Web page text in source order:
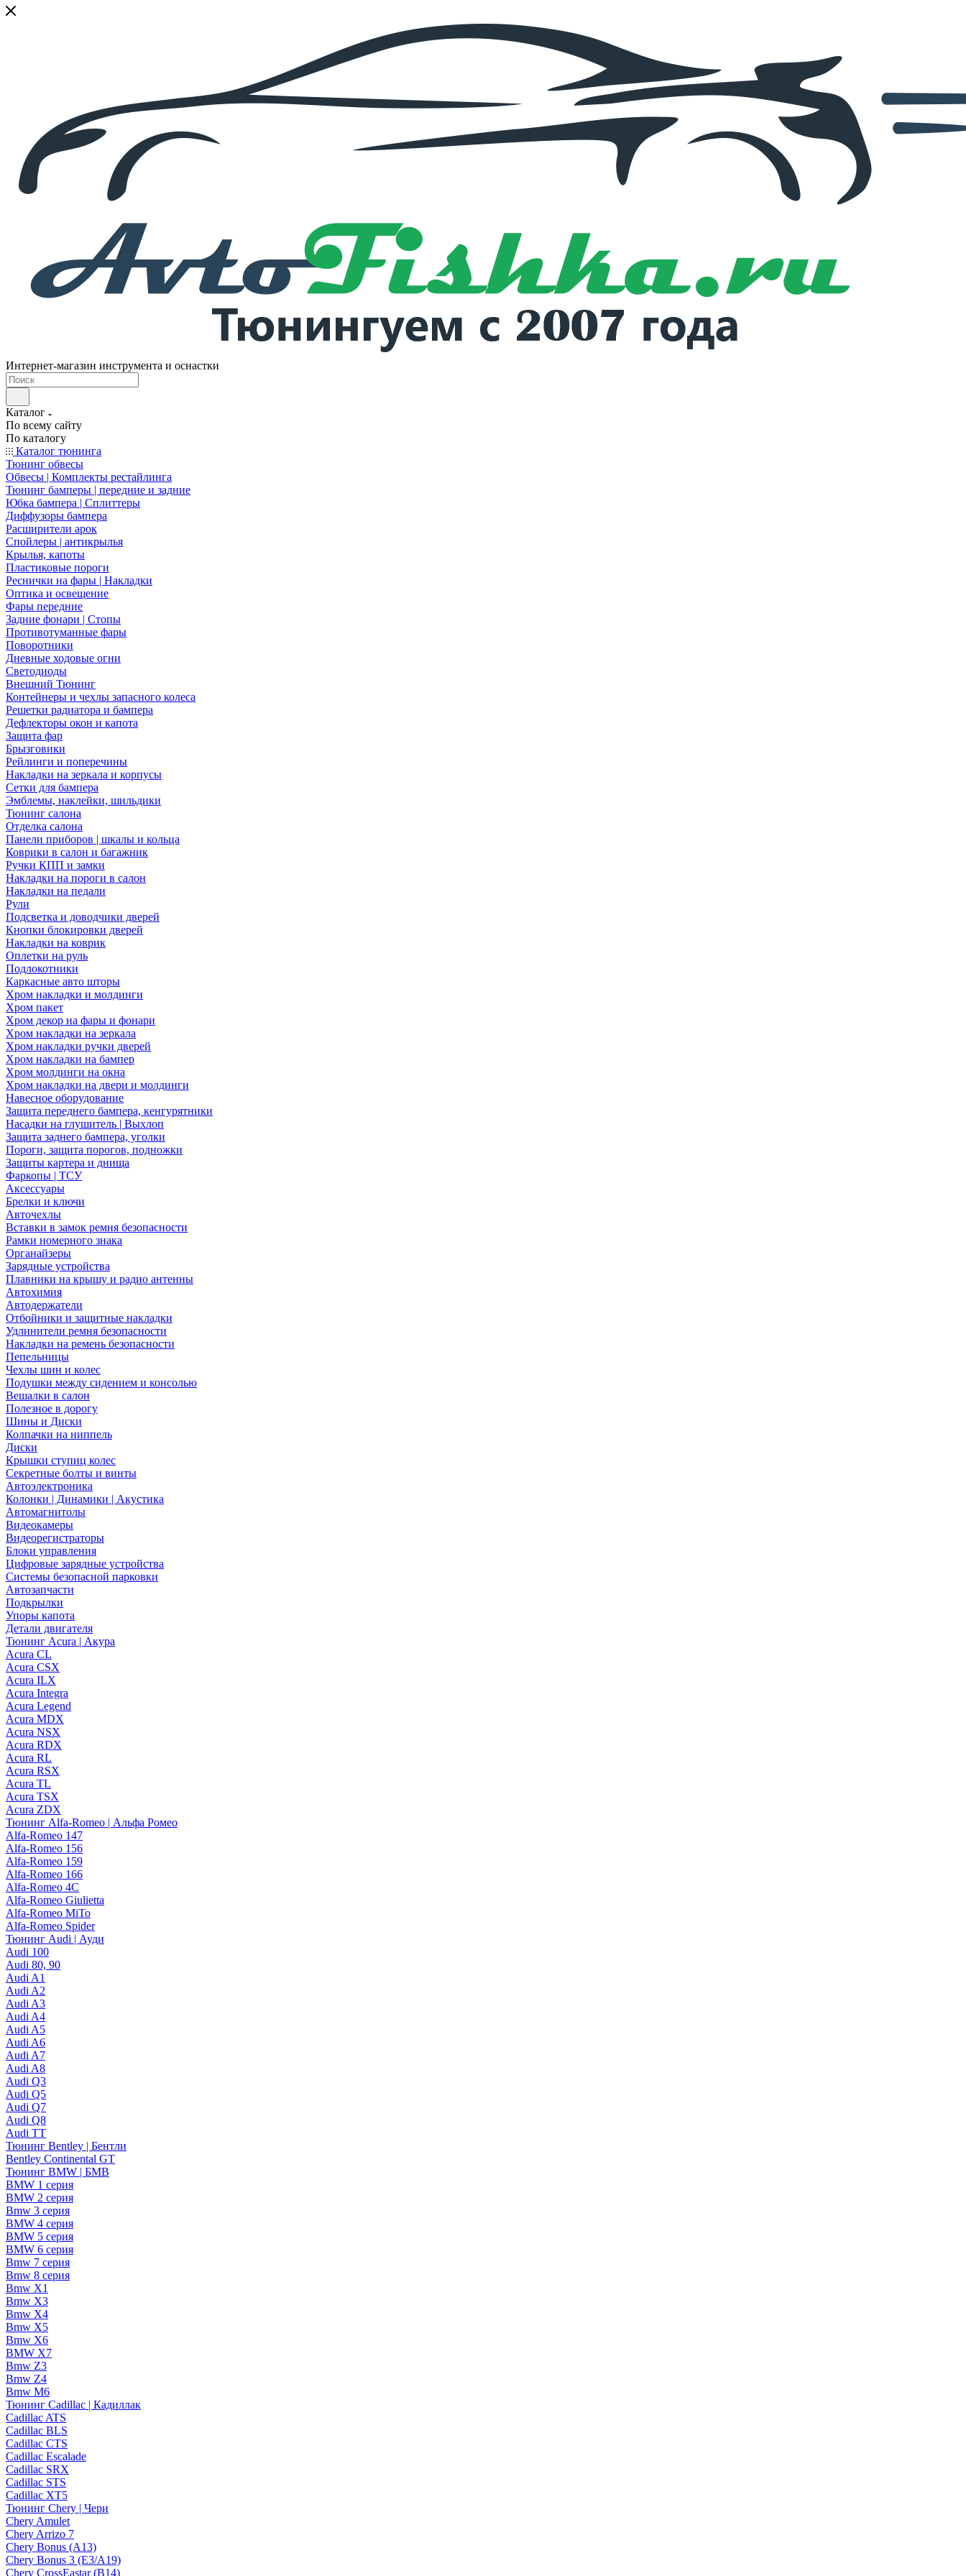
Интернет-магазин инструмента и оснастки
Каталог
По всему сайту
По каталогу
Каталог тюнинга
Тюнинг обвесы
Обвесы | Комплекты рестайлинга
Тюнинг бамперы | передние и задние
Юбка бампера | Сплиттеры
Диффузоры бампера
Расширители арок
Спойлеры | антикрылья
Крылья, капоты
Пластиковые пороги
Реснички на фары | Накладки
Оптика и освещение
Фары передние
Задние фонари | Стопы
Противотуманные фары
Поворотники
Дневные ходовые огни
Светодиоды
Внешний Тюнинг
Контейнеры и чехлы запасного колеса
Решетки радиатора и бампера
Дефлекторы окон и капота
Защита фар
Брызговики
Рейлинги и поперечины
Накладки на зеркала и корпусы
Сетки для бампера
Эмблемы, наклейки, шильдики
Тюнинг салона
Отделка салона
Панели приборов | шкалы и кольца
Коврики в салон и багажник
Ручки КПП и замки
Накладки на пороги в салон
Накладки на педали
Рули
Подсветка и доводчики дверей
Кнопки блокировки дверей
Накладки на коврик
Оплетки на руль
Подлокотники
Каркасные авто шторы
Хром накладки и молдинги
Хром пакет
Хром декор на фары и фонари
Хром накладки на зеркала
Хром накладки ручки дверей
Хром накладки на бампер
Хром молдинги на окна
Хром накладки на двери и молдинги
Навесное оборудование
Защита переднего бампера, кенгурятники
Насадки на глушитель | Выхлоп
Защита заднего бампера, уголки
Пороги, защита порогов, подножки
Защиты картера и днища
Фаркопы | ТСУ
Аксессуары
Брелки и ключи
Авточехлы
Вставки в замок ремня безопасности
Рамки номерного знака
Органайзеры
Зарядные устройства
Плавники на крышу и радио антенны
Автохимия
Автодержатели
Отбойники и защитные накладки
Удлинители ремня безопасности
Накладки на ремень безопасности
Пепельницы
Чехлы шин и колес
Подушки между сидением и консолью
Вешалки в салон
Полезное в дорогу
Шины и Диски
Колпачки на ниппель
Диски
Крышки ступиц колес
Секретные болты и винты
Автоэлектроника
Колонки | Динамики | Акустика
Автомагнитолы
Видеокамеры
Видеорегистраторы
Блоки управления
Цифровые зарядные устройства
Системы безопасной парковки
Автозапчасти
Подкрылки
Упоры капота
Детали двигателя
Тюнинг Acura | Акура
Acura CL
Acura CSX
Acura ILX
Acura Integra
Acura Legend
Acura MDX
Acura NSX
Acura RDX
Acura RL
Acura RSX
Acura TL
Acura TSX
Acura ZDX
Тюнинг Alfa-Romeo | Альфа Ромео
Alfa-Romeo 147
Alfa-Romeo 156
Alfa-Romeo 159
Alfa-Romeo 166
Alfa-Romeo 4C
Alfa-Romeo Giulietta
Alfa-Romeo MiTo
Alfa-Romeo Spider
Тюнинг Audi | Ауди
Audi 100
Audi 80, 90
Audi A1
Audi A2
Audi A3
Audi A4
Audi A5
Audi A6
Audi A7
Audi A8
Audi Q3
Audi Q5
Audi Q7
Audi Q8
Audi TT
Тюнинг Bentley | Бентли
Bentley Continental GT
Тюнинг BMW | БМВ
BMW 1 серия
BMW 2 серия
Bmw 3 серия
BMW 4 серия
BMW 5 серия
BMW 6 серия
Bmw 7 серия
Bmw 8 серия
Bmw X1
Bmw X3
Bmw X4
Bmw X5
Bmw X6
BMW X7
Bmw Z3
Bmw Z4
Bmw М6
Тюнинг Cadillac | Кадиллак
Cadillac ATS
Cadillac BLS
Cadillac CTS
Cadillac Escalade
Cadillac SRX
Cadillac STS
Cadillac XT5
Тюнинг Chery | Чери
Chery Amulet
Chery Arrizo 7
Chery Bonus (A13)
Chery Bonus 3 (E3/A19)
Chery CrossEastar (B14)